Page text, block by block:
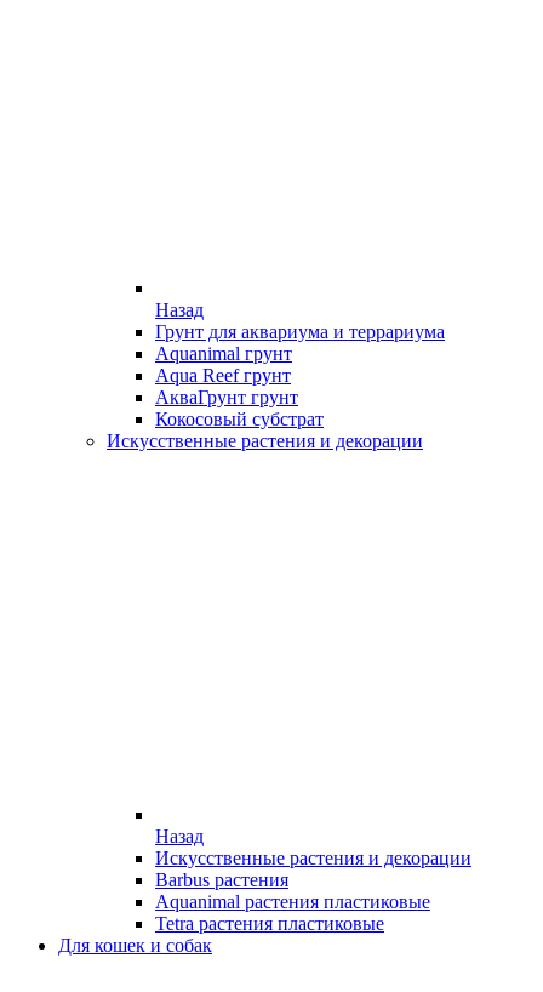
Назад
Грунт для аквариума и террариума
Aquanimal грунт
Aqua Reef грунт
АкваГрунт грунт
Кокосовый субстрат
Искусственные растения и декорации
Назад
Искусственные растения и декорации
Barbus растения
Aquanimal растения пластиковые
Tetra растения пластиковые
Для кошек и собак